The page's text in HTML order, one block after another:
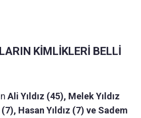
KİMLİKLERİ BELLİ
Ali Yıldız (45), Melek Yıldız
Hasan Yıldız (7) ve Sadem